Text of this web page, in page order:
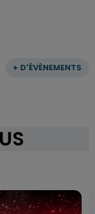
+ D'ÉVÈNEMENTS